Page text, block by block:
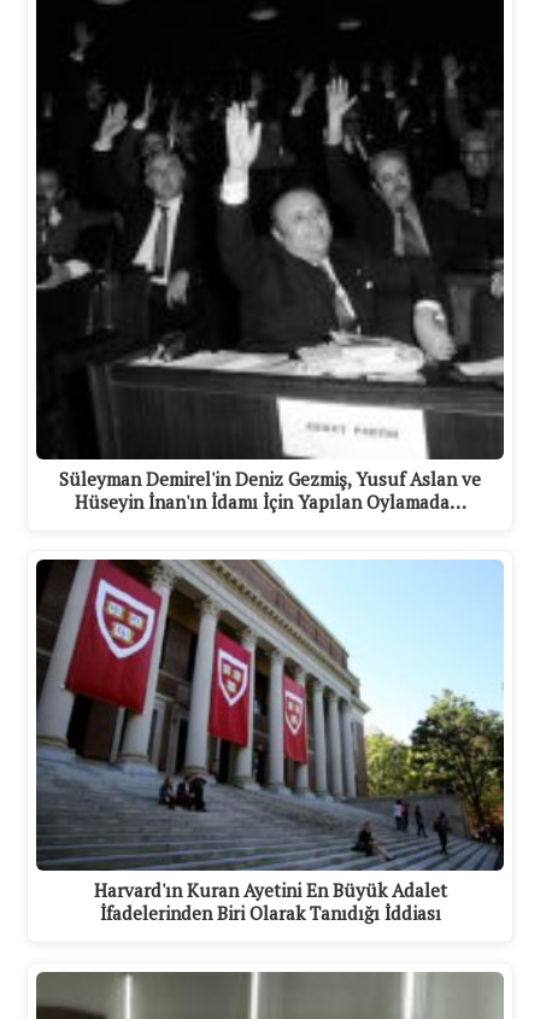
Süleyman Demirel'in Deniz Gezmiş, Yusuf Aslan ve
Hüseyin İnan'ın İdamı İçin Yapılan Oylamada…
Harvard'ın Kuran Ayetini En Büyük Adalet
İfadelerinden Biri Olarak Tanıdığı İddiası